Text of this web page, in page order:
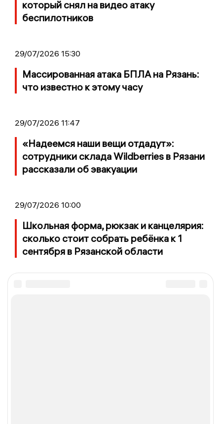
который снял на видео атаку
беспилотников
29/07/2026 15:30
Массированная атака БПЛА на Рязань:
что известно к этому часу
29/07/2026 11:47
«Надеемся наши вещи отдадут»:
сотрудники склада Wildberries в Рязани
рассказали об эвакуации
29/07/2026 10:00
Школьная форма, рюкзак и канцелярия:
сколько стоит собрать ребёнка к 1
сентября в Рязанской области